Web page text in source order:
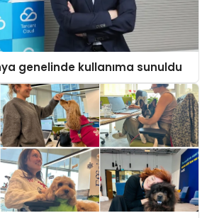
genelinde kullanıma sunuldu